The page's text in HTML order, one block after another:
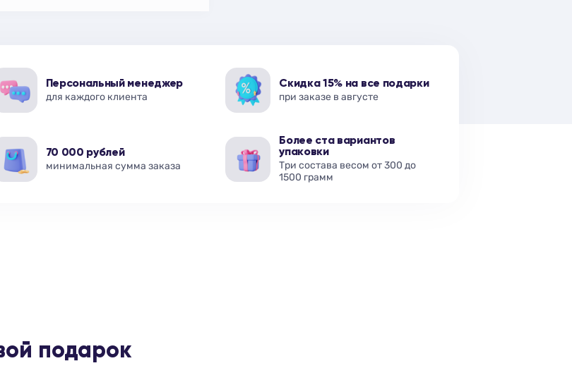
Персональный менеджер
для каждого клиента
Скидка 15% на все подарки
при заказе в августе
70 000 рублей
минимальная сумма заказа
Более ста вариантов
упаковки
Три состава весом от 300 до
1500 грамм
подарок